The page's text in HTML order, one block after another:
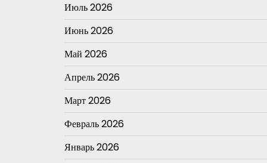
Июль 2026
Июнь 2026
Май 2026
Апрель 2026
Март 2026
Февраль 2026
Январь 2026